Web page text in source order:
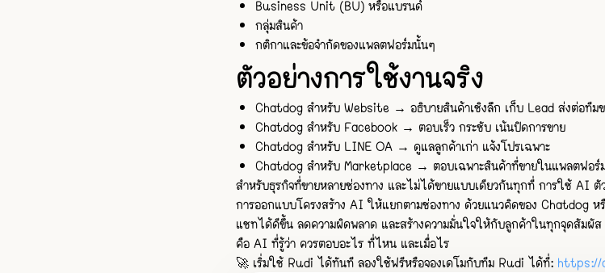
Business Unit (BU) หรือแบรนด์
กลุ่มสินค้า
กติกาและข้อจำกัดของแพลตฟอร์มนั้นๆ
ตัวอย่างการใช้งานจริง
Chatdog สำหรับ Website → อธิบายสินค้าเชิงลึก เก็บ Lead ส่งต่อทีม
Chatdog สำหรับ Facebook → ตอบเร็ว กระชับ เน้นปิดการขาย
Chatdog สำหรับ LINE OA → ดูแลลูกค้าเก่า แจ้งโปรเฉพาะ
Chatdog สำหรับ Marketplace → ตอบเฉพาะสินค้าที่ขายในแพลตฟอร์
สำหรับธุรกิจที่ขายหลายช่องทาง และไม่ได้ขายแบบเดียวกันทุกที่ การใช้ AI ตั
การออกแบบโครงสร้าง AI ให้แยกตามช่องทาง ด้วยแนวคิดของ Chatdog
แชทได้ดีขึ้น ลดความผิดพลาด และสร้างความมั่นใจให้กับลูกค้าในทุกจุดสัม
คือ AI ที่รู้ว่า ควรตอบอะไร ที่ไหน และเมื่อไร
🚀 เริ่มใช้ Rudi ได้ทันที ลองใช้ฟรีหรือจองเดโมกับทีม Rudi ได้ที่: https://